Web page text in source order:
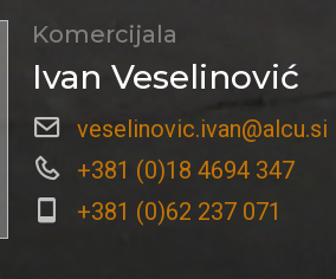
Komercijala
Ivan Veselinović
veselinovic.ivan@alcu.si
+381 (0)18 4694 347
+381 (0)62 237 071